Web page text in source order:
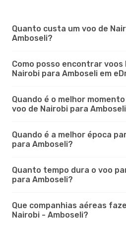
Quanto custa um voo de
Amboseli?
Como posso encontrar
Nairobi para Amboseli em
Quando é o melhor
voo de Nairobi para
Quando é a melhor época
para Amboseli?
Quanto tempo dura o voo
para Amboseli?
Que companhias aéreas
Nairobi - Amboseli?